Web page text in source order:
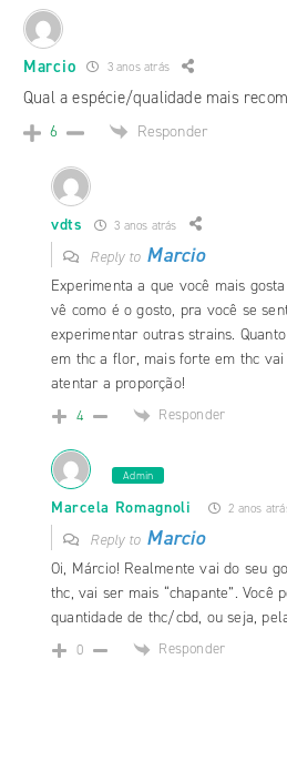
Marcio 3 anos atrás
Qual a espécie/qualidade mais
6 Responder
vdts 3 anos atrás
Reply to Marcio
Experimenta a que você mais
vê como é o gosto, pra você se
experimentar outras strains.
em thc a flor, mais forte em thc
atentar a proporção!
4 Responder
Admin
Marcela Romagnoli 2 anos
Reply to Marcio
Oi, Márcio! Realmente vai do seu
thc, vai ser mais “chapante”. Você
quantidade de thc/cbd, ou seja,
0 Responder